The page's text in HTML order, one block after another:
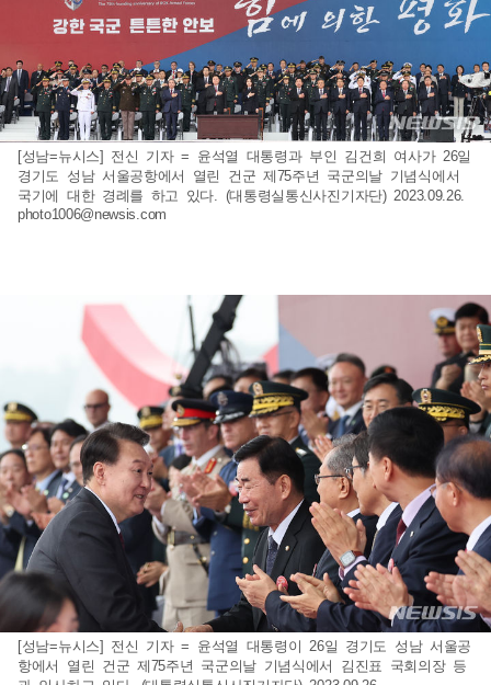
[성남=뉴시스] 전신 기자 = 윤석열 대통령과 부인 김건희 여사가 26일
경기도 성남 서울공항에서 열린 건군 제75주년 국군의날 기념식에서
국기에 대한 경례를 하고 있다. (대통령실통신사진기자단) 2023.09.26.
photo1006@newsis.com
[성남=뉴시스] 전신 기자 = 윤석열 대통령이 26일 경기도 성남 서울공
항에서 열린 건군 제75주년 국군의날 기념식에서 김진표 국회의장 등